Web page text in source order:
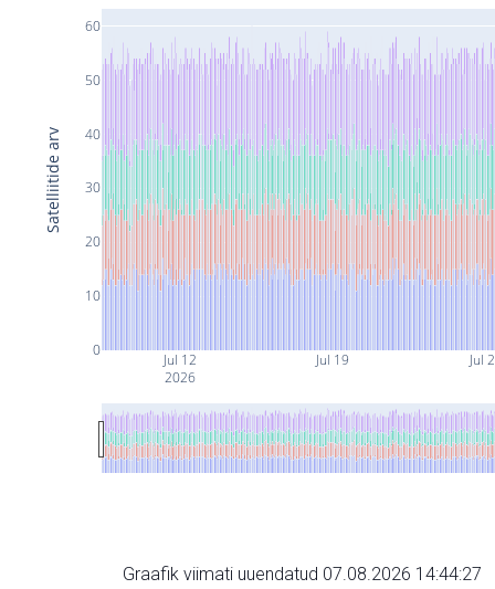
Jul 12
2026
Jul 19 Jul
0
10
20
30
40
50
60
Satelliitide arv
Graafik viimati uuendatud 07.08.2026 14:44:27